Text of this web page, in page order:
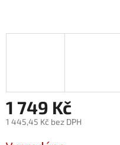
1 749 Kč
1 445,45 Kč bez DPH